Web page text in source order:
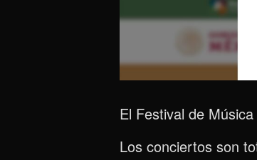
El Festival de Música
Los conciertos son